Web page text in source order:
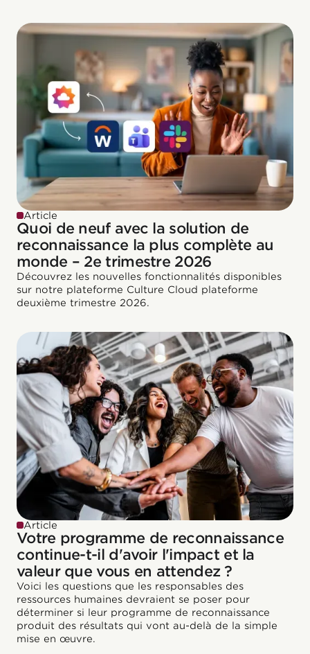
Article
Quoi de neuf avec la solution de
reconnaissance la plus complète au
monde – 2e trimestre 2026
Découvrez les nouvelles fonctionnalités disponibles
sur notre plateforme Culture Cloud plateforme
deuxième trimestre 2026.
Article
Votre programme de reconnaissance
continue-t-il d'avoir l'impact et la
valeur que vous en attendez ?
Voici les questions que les responsables des
ressources humaines devraient se poser pour
déterminer si leur programme de reconnaissance
produit des résultats qui vont au-delà de la simple
mise en œuvre.